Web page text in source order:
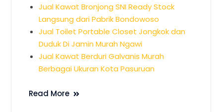
Jual Kawat Bronjong SNI Ready Stock
Langsung dari Pabrik Bondowoso
Jual Toilet Portable Closet Jongkok dan
Duduk Di Jamin Murah Ngawi
Jual Kawat Berduri Galvanis Murah
Berbagai Ukuran Kota Pasuruan
Read More